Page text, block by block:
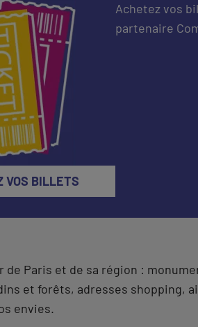
de
Du 16/09/26 au 10/01/27
Achetez vos
partenaire
VOS BILLETS
Paris et de sa région :
et forêts, adresses shopping,
envies.